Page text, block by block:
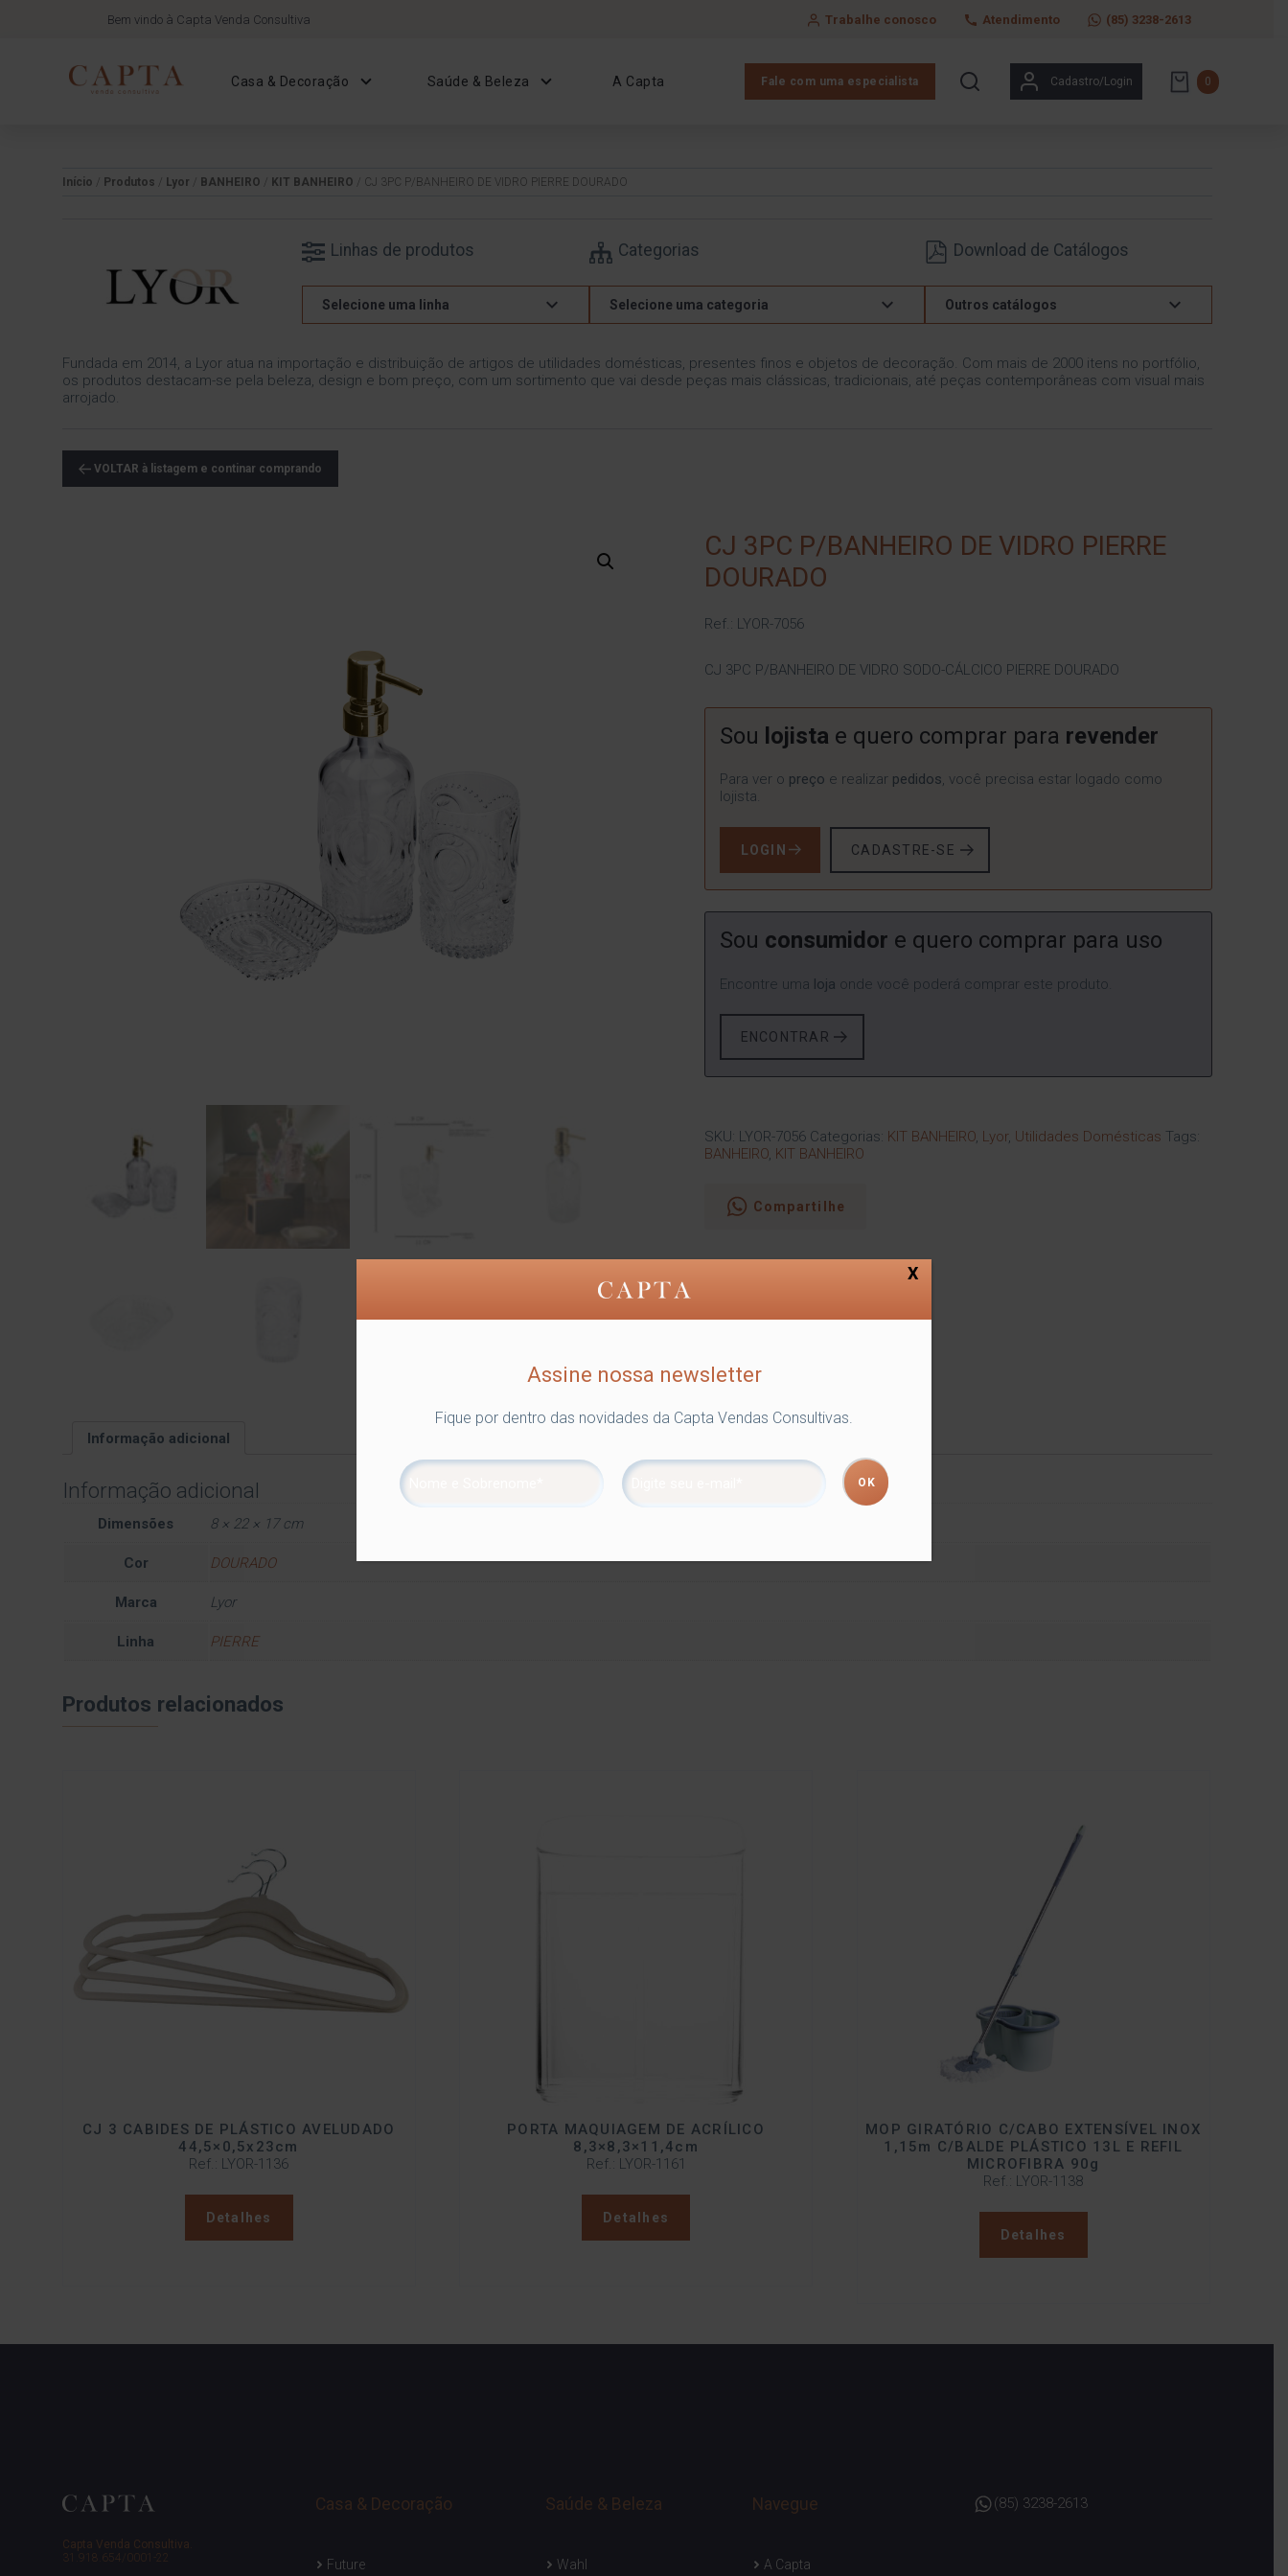
Bem vindo à Capta Venda Consultiva Trabalhe conosco Atendimento (85) 3238-2613
Casa & Decoração Saúde & Beleza A Capta Fale com uma especialista Cadastro/Login 0
Início Produtos Lyor BANHEIRO KIT BANHEIRO / CJ 3PC P/BANHEIRO DE VIDRO PIERRE DOURADO
Linhas de produtos
Selecione uma linha
Categorias
Selecione uma categoria
Download de Catálogos
Outros catálogos
Fundada em 2014, a Lyor atua na importação e distribuição de artigos de utilidades domésticas, presentes finos e objetos de decoração. Com mais de 2000 itens no portfólio,
os produtos destacam-se pela beleza, design e bom preço, com um sortimento que vai desde peças mais clássicas, tradicionais, até peças contemporâneas com visual mais
arrojado.
VOLTAR à listagem e continar comprando
CJ 3PC P/BANHEIRO DE VIDRO PIERRE
DOURADO
Ref.: LYOR-7056
CJ 3PC P/BANHEIRO DE VIDRO SODO-CÁLCICO PIERRE DOURADO
Sou lojista e quero comprar para revender
Para ver o preço e realizar pedidos, você precisa estar logado como
lojista.
LOGIN CADASTRE-SE
Sou consumidor e quero comprar para uso
Encontre uma loja onde você poderá comprar este produto.
ENCONTRAR
SKU: LYOR-7056 Categorias: KIT BANHEIRO, Lyor, Utilidades Domésticas Tags:
BANHEIRO, KIT BANHEIRO
Compartilhe
Informação adicional
Informação adicional
Dimensões 8 × 22 × 17 cm
Cor DOURADO
Marca Lyor
Linha PIERRE
Produtos relacionados
CJ 3 CABIDES DE PLÁSTICO AVELUDADO
44,5×0,5x23cm
Ref.: LYOR-1136
Detalhes
PORTA MAQUIAGEM DE ACRÍLICO
8,3×8,3×11,4cm
Ref.: LYOR-1161
Detalhes
MOP GIRATÓRIO C/CABO EXTENSÍVEL INOX
1,15m C/BALDE PLÁSTICO 13L E REFIL
MICROFIBRA 90g
Ref.: LYOR-1138
Detalhes
Capta Venda Consultiva.
31.918.654/0001-22
Casa & Decoração
Future
Saúde & Beleza
Wahl
Navegue
A Capta
(85) 3238-2613
Assine nossa newsletter
Fique por dentro das novidades da Capta Vendas Consultivas.
X